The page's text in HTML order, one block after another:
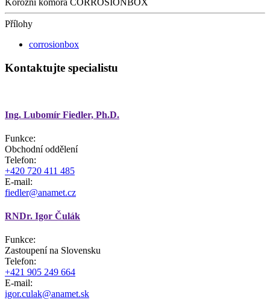
Přílohy
corrosionbox
Kontaktujte specialistu
Ing. Lubomír Fiedler, Ph.D.
Funkce:
Obchodní oddělení
Telefon:
+420 720 411 485
E-mail:
fiedler@anamet.cz
RNDr. Igor Čulák
Funkce:
Zastoupení na Slovensku
Telefon:
+421 905 249 664
E-mail:
igor.culak@anamet.sk